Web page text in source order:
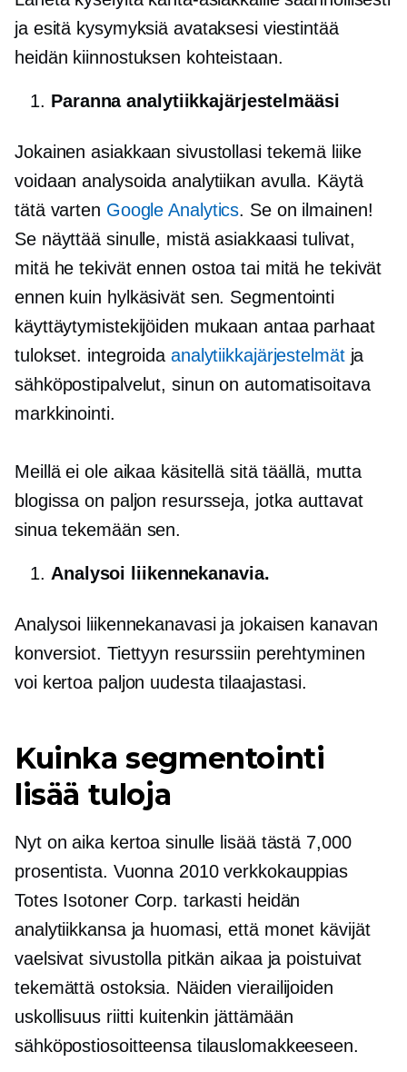
ja esitä kysymyksiä avataksesi viestintää
heidän kiinnostuksen kohteistaan.
Paranna analytiikkajärjestelmääsi
Jokainen asiakkaan sivustollasi tekemä liike
voidaan analysoida analytiikan avulla. Käytä
tätä varten Google Analytics. Se on ilmainen!
Se näyttää sinulle, mistä asiakkaasi tulivat,
mitä he tekivät ennen ostoa tai mitä he tekivät
ennen kuin hylkäsivät sen. Segmentointi
käyttäytymistekijöiden mukaan antaa parhaat
tulokset. integroida analytiikkajärjestelmätja
sähköpostipalvelut, sinun on automatisoitava
markkinointi.
Meillä ei ole aikaa käsitellä sitä täällä, mutta
blogissa on paljon resursseja, jotka auttavat
sinua tekemään sen.
Analysoi liikennekanavia.
Analysoi liikennekanavasi ja jokaisen kanavan
konversiot. Tiettyyn resurssiin perehtyminen
voi kertoa paljon uudesta tilaajastasi.
Kuinka segmentointi
lisää tuloja
Nyt on aika kertoa sinulle lisää tästä 7,000
prosentista. Vuonna 2010 verkkokauppias
Totes Isotoner Corp. tarkasti heidän
analytiikkansa ja huomasi, että monet kävijät
vaelsivat sivustolla pitkän aikaa ja poistuivat
tekemättä ostoksia. Näiden vierailijoiden
uskollisuus riitti kuitenkin jättämään
sähköpostiosoitteensa tilauslomakkeeseen.